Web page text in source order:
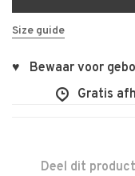
Size guide
♥ Bewaar voor
Gratis
Deel dit